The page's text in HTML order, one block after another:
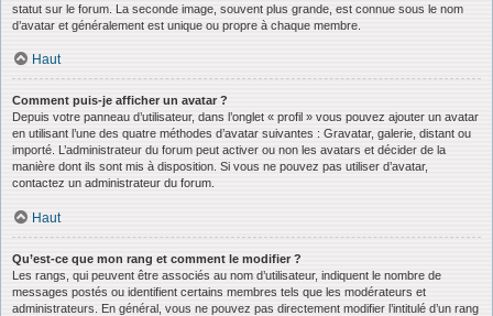
statut sur le forum. La seconde image, souvent plus grande, est connue sous le nom
d’avatar et généralement est unique ou propre à chaque membre.
Haut
Comment puis-je afficher un avatar ?
Depuis votre panneau d’utilisateur, dans l’onglet « profil » vous pouvez ajouter un avatar
en utilisant l’une des quatre méthodes d’avatar suivantes : Gravatar, galerie, distant ou
importé. L’administrateur du forum peut activer ou non les avatars et décider de la
manière dont ils sont mis à disposition. Si vous ne pouvez pas utiliser d’avatar,
contactez un administrateur du forum.
Haut
Qu’est-ce que mon rang et comment le modifier ?
Les rangs, qui peuvent être associés au nom d’utilisateur, indiquent le nombre de
messages postés ou identifient certains membres tels que les modérateurs et
administrateurs. En général, vous ne pouvez pas directement modifier l’intitulé d’un rang